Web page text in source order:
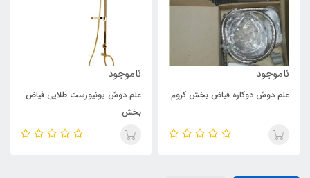
ناموجود
علم دوش دوکاره فیاض بخش کروم
ناموجود
علم دوش یونیورست طلایی فیاض
بخش